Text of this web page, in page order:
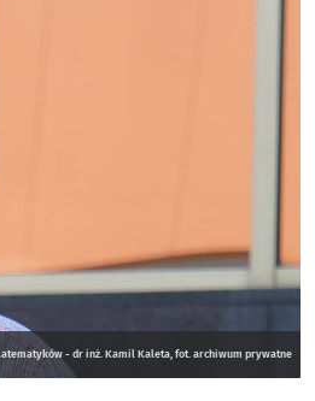
- dr inż. Kamil Kaleta, fot. archiwum prywatne